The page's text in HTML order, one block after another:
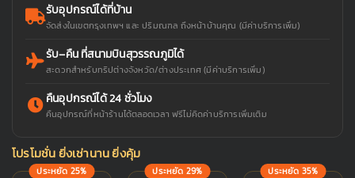
รับอุปกรณ์ได้ที่บ้าน
จัดส่งในเขตกรุงเทพฯ และ ปริมณฑล ถึงหน้าบ้านคุณ (มีค่าบริการเพิ่ม)
รับ–คืน ที่สนามบินสุวรรณภูมิได้
สะดวกสำหรับทริปต่างจังหวัด/ต่างประเทศ (มีค่าบริการเพิ่ม)
คืนอุปกรณ์ได้ 24 ชั่วโมง
คืนอุปกรณ์ที่หน้าร้านได้ตลอดเวลา ฟรีไม่คิดค่าบริการเพิ่มเติม
โปรโมชั่น ยิ่งเช่านาน ยิ่งคุ้ม
ประหยัด 25% ประหยัด 29% ประหยัด 35%